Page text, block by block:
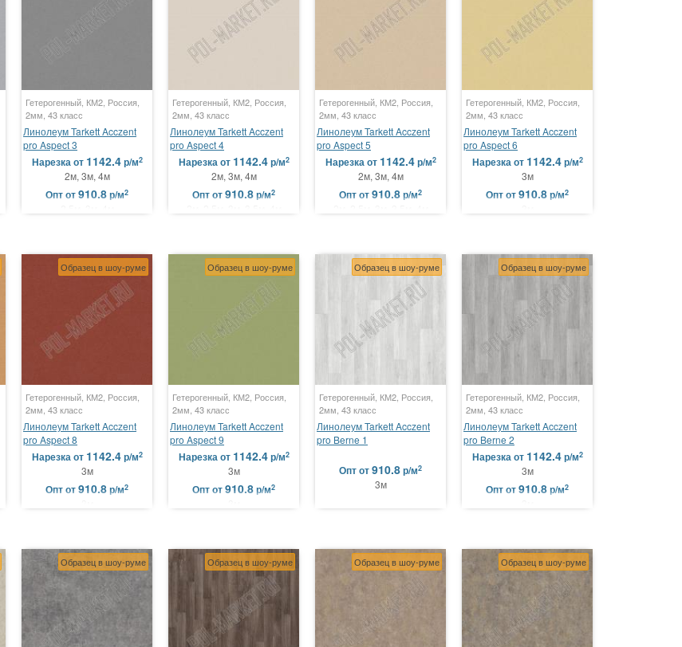
Гетерогенный, КМ2, Россия,
2мм, 43 класс
Линолеум Tarkett Acczent
pro Aspect 3
Нарезкаот 1142.4р/м2
2м, 3м, 4м
Оптот910.8р/м2
Гетерогенный, КМ2, Россия,
2мм, 43 класс
Линолеум Tarkett Acczent
pro Aspect 4
Нарезкаот 1142.4р/м2
2м, 3м, 4м
Оптот910.8р/м2
Гетерогенный, КМ2, Россия,
2мм, 43 класс
Линолеум Tarkett Acczent
pro Aspect 5
Нарезкаот 1142.4р/м2
2м, 3м, 4м
Оптот910.8р/м2
Гетерогенный, КМ2, Россия,
2мм, 43 класс
Линолеум Tarkett Acczent
pro Aspect 6
Нарезкаот 1142.4р/м2
3м
Оптот910.8р/м2
Образец в шоу-руме
Гетерогенный, КМ2, Россия,
2мм, 43 класс
Линолеум Tarkett Acczent
pro Aspect 8
Нарезкаот 1142.4р/м2
3м
Оптот910.8р/м2
Образец в шоу-руме
Гетерогенный, КМ2, Россия,
2мм, 43 класс
Линолеум Tarkett Acczent
pro Aspect 9
Нарезкаот 1142.4р/м2
3м
Оптот910.8р/м2
Образец в шоу-руме
Гетерогенный, КМ2, Россия,
2мм, 43 класс
Линолеум Tarkett Acczent
pro Berne 1
Оптот910.8р/м2
3м
Образец в шоу-руме
Гетерогенный, КМ2, Россия,
2мм, 43 класс
Линолеум Tarkett Acczent
pro Berne 2
Нарезкаот 1142.4р/м2
3м
Оптот910.8р/м2
Образец в шоу-руме Образец в шоу-руме Образец в шоу-руме Образец в шоу-руме